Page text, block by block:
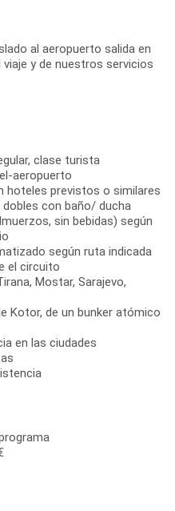
al aeropuerto salida en
clase turista
aeropuerto
hoteles previstos o similares
con baño/ ducha
sin bebidas) según
según ruta indicada
el circuito
Mostar, Sarajevo,
Kotor, de un bunker atómico
en las ciudades